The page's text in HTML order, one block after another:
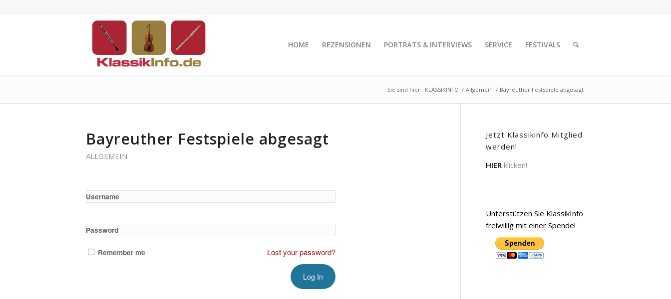
HOME REZENSIONEN PORTRÄTS & INTERVIEWS SERVICE FESTIVALS
Sie sind hier: KLASSIKINFO / Allgemein / Bayreuther Festspiele abgesagt
Bayreuther Festspiele abgesagt
ALLGEMEIN
Username
Password
Remember me Lost your password?
Jetzt Klassikinfo Mitglied
werden!
HIER klicken!
Unterstützen Sie KlassikInfo
freiwillig mit einer Spende!